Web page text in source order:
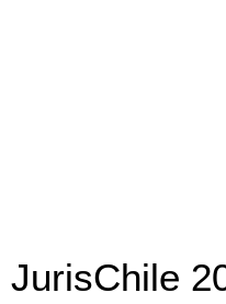
JurisChile